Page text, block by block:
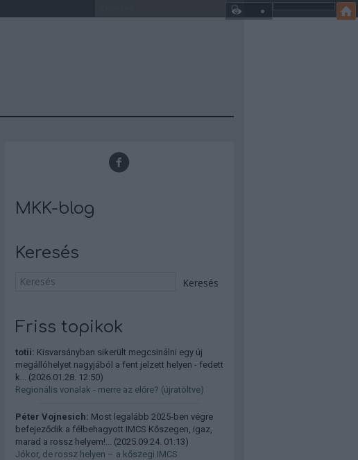
MKK-blog
Keresés
Friss topikok
totii: Kisvarsányban sikerült megcsinálni egy új
megállóhelyet nagyjából a fent jelzett helyen - fedett
k... (2026.01.28. 12:50)
Regionális vonalak - merre az előre? (újratöltve)
Péter Vojnesich: Most legalább 2025-ben végre
befejeződik a félbehagyott IMCS Kőszegen, igaz,
marad a rossz helyem!... (2025.09.24. 01:13)
Jókor, de rossz helyen – a kőszegi IMCS